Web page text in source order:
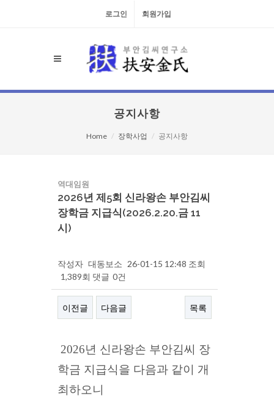
로그인 회원가입
공지사항
Home 장학사업 공지사항
역대임원
2026년 제5회 신라왕손 부안김씨
장학금 지급식(2026.2.20.금 11
시)
작성자 대동보소 26-01-15 12:48 조회
1,389회 댓글 0건
이전글 다음글 목록
본문
2026년 신라왕손 부안김씨 장
학금 지급식을 다음과 같이 개
최하오니